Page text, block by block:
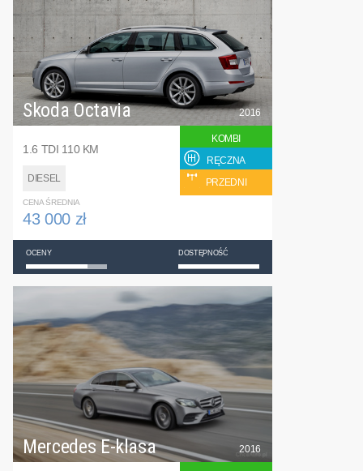
Skoda Octavia
1.6 TDI 110 KM
DIESEL
2016
KOMBI
RĘCZNA
PRZEDNI
CENA ŚREDNIA
43 000 zł
OCENY DOSTĘPNOŚĆ
Mercedes E-klasa 2016